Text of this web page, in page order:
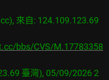
來自: 124.109.123.69
bbs/CVS/M.17783358
臺灣), 05/09/2026 2